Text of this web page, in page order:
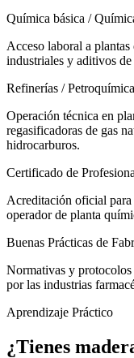
Química básica /
Acceso laboral a
industriales y aditivos de
Refinerías / Petroquímica
Operación técnica en
regasificadoras de gas
hidrocarburos.
Certificado de
Acreditación oficial
operador de planta
Buenas Prácticas de
Normativas y
por las industrias
Aprendizaje Práctico
¿Tienes